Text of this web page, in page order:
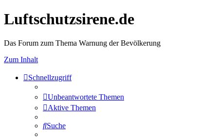
Luftschutzsirene.de
Das Forum zum Thema Warnung der Bevölkerung
Zum Inhalt
Schnellzugriff
Unbeantwortete Themen
Aktive Themen
Suche